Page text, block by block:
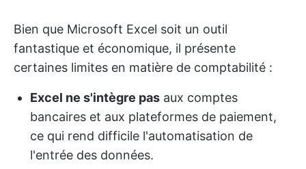
Bien que Microsoft Excel soit un outil
fantastique et économique, il présente
certaines limites en matière de comptabilité :
Excel ne s'intègre pas aux comptes
bancaires et aux plateformes de paiement,
ce qui rend difficile l'automatisation de
l'entrée des données.